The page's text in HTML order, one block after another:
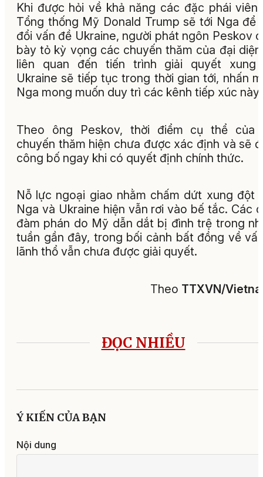
Khi được hỏi về khả năng các đặc phái viên
Tổng thống Mỹ Donald Trump sẽ tới Nga để
đổi vấn đề Ukraine, người phát ngôn Peskov
bày tỏ kỳ vọng các chuyến thăm của đại
liên quan đến tiến trình giải quyết xung
Ukraine sẽ tiếp tục trong thời gian tới, nhấn
Nga mong muốn duy trì các kênh tiếp xúc này.
Theo ông Peskov, thời điểm cụ thể của
chuyến thăm hiện chưa được xác định và sẽ
công bố ngay khi có quyết định chính thức.
Nỗ lực ngoại giao nhằm chấm dứt xung đột
Nga và Ukraine hiện vẫn rơi vào bế tắc. Các
đàm phán do Mỹ dẫn dắt bị đình trệ trong
tuần gần đây, trong bối cảnh bất đồng về
lãnh thổ vẫn chưa được giải quyết.
Theo TTXVN/
ĐỌC NHIỀU
Ý KIẾN CỦA BẠN
Nội dung